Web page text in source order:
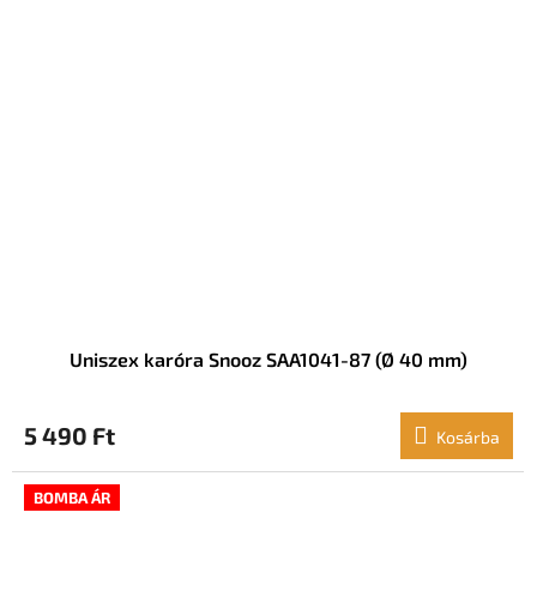
Uniszex karóra Snooz SAA1041-87 (Ø 40 mm)
5 490 Ft Kosárba
BOMBA ÁR